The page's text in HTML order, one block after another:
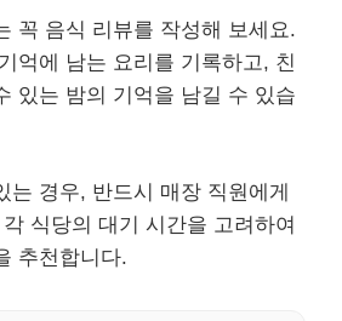
꼭 음식 리뷰를 작성해 보세요.
억에 남는 요리를 기록하고, 친
있는 밤의 기억을 남길 수 있습
는 경우, 반드시 매장 직원에게
식당의 대기 시간을 고려하여
추천합니다.